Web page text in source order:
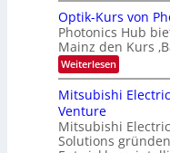
r
b
e
i
n
g
W
a
c
h
s
u
i
m
e
r
a
e
u
s
-
S
e
n
a
-
E
i
n
s
t
n
m
Optik-Kurs von
Photonics Hub
Mainz den Kurs
Weiterlesen:
O
p
t
k
-
Mitsubishi
Venture
Mitsubishi
Solutions